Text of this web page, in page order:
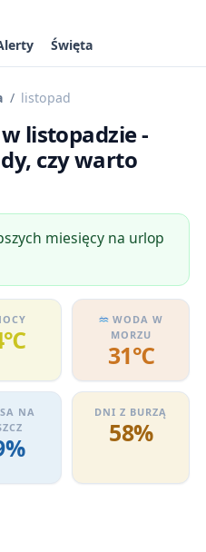
Święta
listopad
listopadzie -
czy warto
miesięcy na urlop
WODA W
MORZU
31℃
NA
DNI Z BURZĄ
58%